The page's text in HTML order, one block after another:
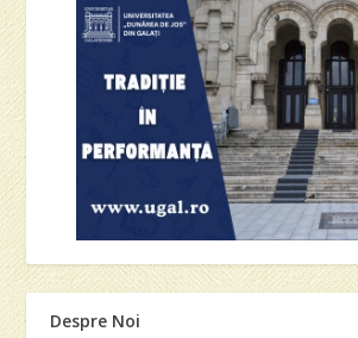
Despre Noi